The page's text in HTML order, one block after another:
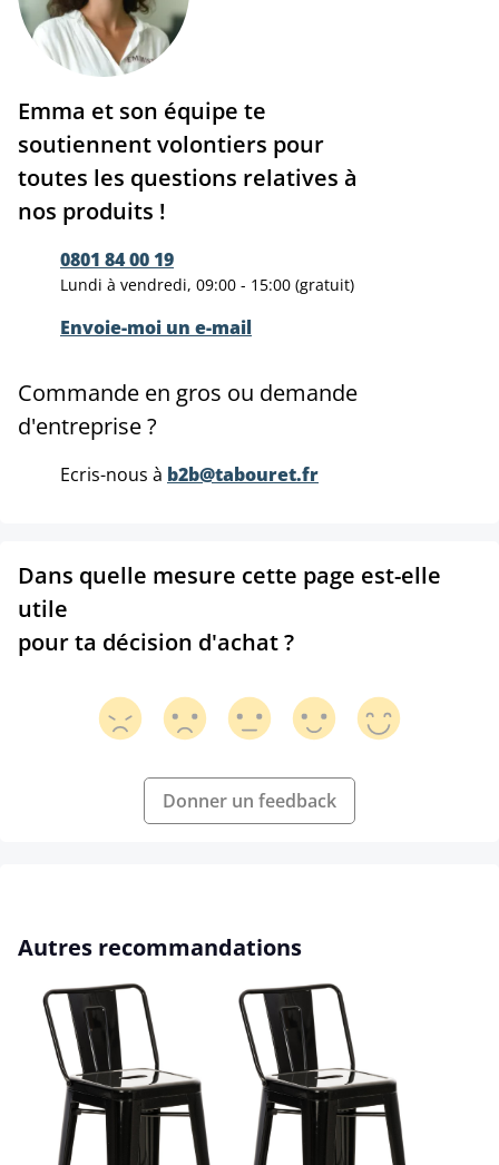
Emma et son équipe te
soutiennent volontiers pour
toutes les questions relatives à
nos produits !
0801 84 00 19
Lundi à vendredi, 09:00 - 15:00 (gratuit)
Envoie-moi un e-mail
Commande en gros ou demande
d'entreprise ?
Ecris-nous à b2b@tabouret.fr
Dans quelle mesure cette page est-elle
utile
pour ta décision d'achat ?
Donner un feedback
Ignorer la galerie de produits
Autres recommandations